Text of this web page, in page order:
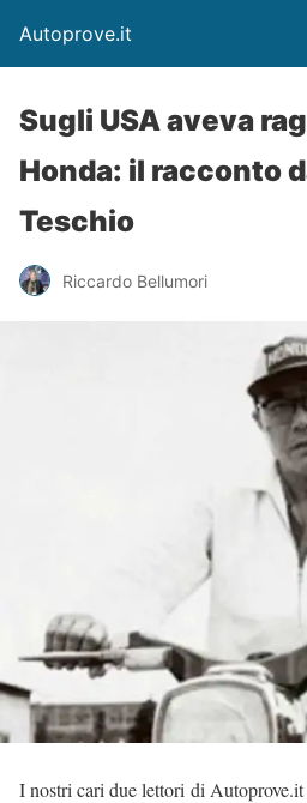
Autoprove.it
Sugli USA aveva
Honda: il racconto
Teschio
Riccardo Bellumori
I nostri cari due lettori di